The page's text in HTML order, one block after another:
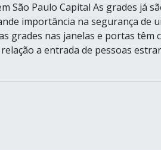
São Paulo Capital As grades já
importância na segurança de
grades nas janelas e portas têm
a entrada de pessoas